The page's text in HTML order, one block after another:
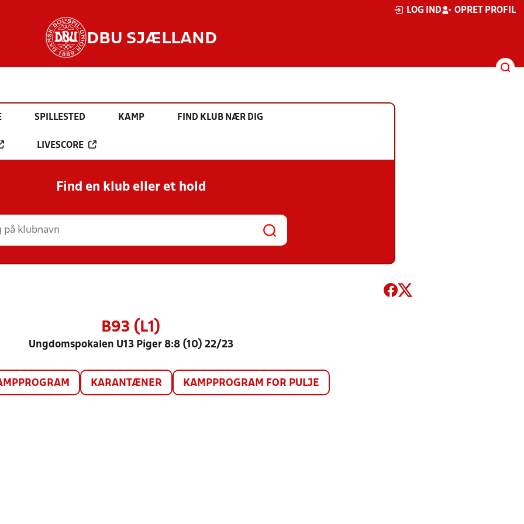
LOG IND OPRET PROFIL
DBU SJÆLLAND
SPILLESTED KAMP FIND KLUB NÆR DIG
LIVESCORE
Find en klub eller et hold
B93 (L1)
Ungdomspokalen U13 Piger 8:8 (10) 22/23
KARANTÆNER KAMPPROGRAM FOR PULJE